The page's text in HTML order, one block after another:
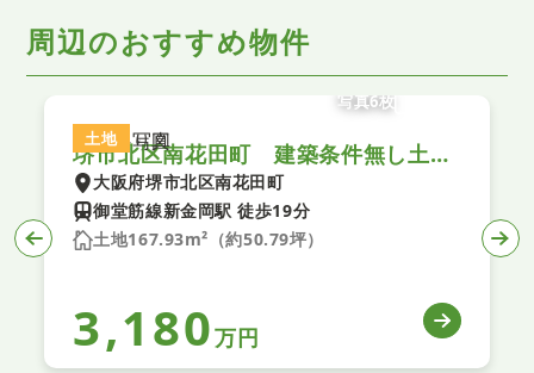
周辺のおすすめ物件
土地
写真6枚
堺市北区南花田町 建築条件無し土地 全１区画
大阪府堺市北区南花田町
御堂筋線新金岡駅 徒歩19分
土地167.93m²（約50.79坪）
3,180万円